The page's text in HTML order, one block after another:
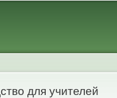
для учителей